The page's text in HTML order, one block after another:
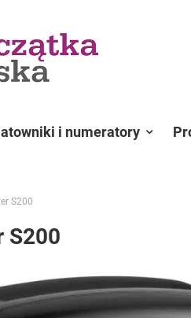
i numeratory
S200
S200